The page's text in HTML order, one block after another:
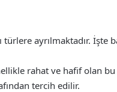
ayrılmaktadır. İşte
rahat ve hafif olan
tercih edilir.